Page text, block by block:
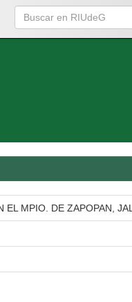
MPIO. DE ZAPOPAN, JAL.